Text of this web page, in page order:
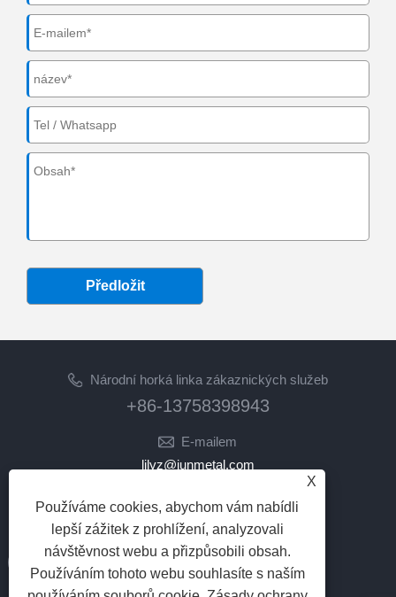
Předložit
Národní horká linka zákaznických služeb
+86-13758398943
E-mailem
lilyz@junmetal.com
NÁSLEDUJ NÁS
X
Používáme cookies, abychom vám nabídli
lepší zážitek z prohlížení, analyzovali
návštěvnost webu a přizpůsobili obsah.
Používáním tohoto webu souhlasíte s naším